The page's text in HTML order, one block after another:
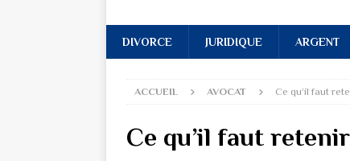
DIVORCE JURIDIQUE ARGENT
ACCUEIL AVOCAT Ce qu’il faut
Ce qu’il faut